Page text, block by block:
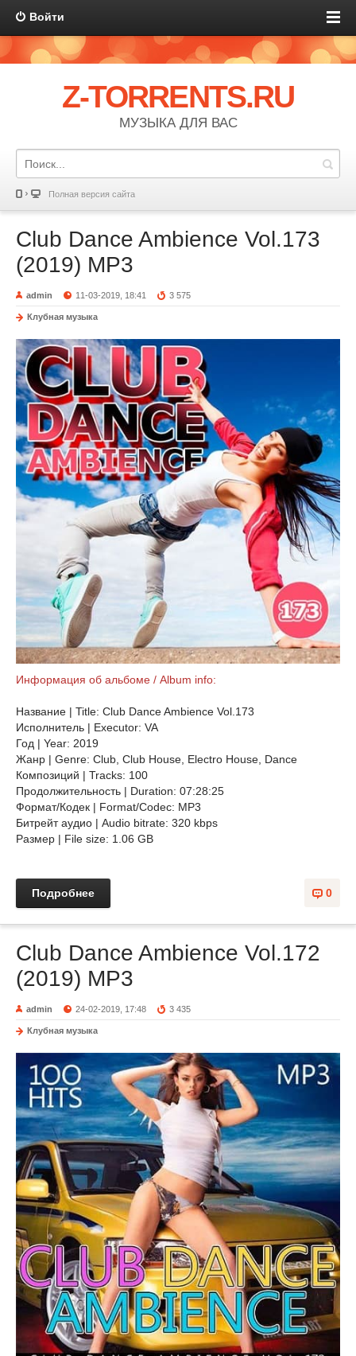
Войти
Z-TORRENTS.RU
МУЗЫКА ДЛЯ ВАС
Полная версия сайта
Club Dance Ambience Vol.173
(2019) MP3
admin 11-03-2019, 18:41 3 575
Клубная музыка
Информация об альбоме / Album info:
Название | Title: Club Dance Ambience Vol.173
Исполнитель | Executor: VA
Год | Year: 2019
Жанр | Genre: Club, Club House, Electro House, Dance
Композиций | Tracks: 100
Продолжительность | Duration: 07:28:25
Формат/Кодек | Format/Codec: MP3
Битрейт аудио | Audio bitrate: 320 kbps
Размер | File size: 1.06 GB
0
Подробнее
Club Dance Ambience Vol.172
(2019) MP3
admin 24-02-2019, 17:48 3 435
Клубная музыка